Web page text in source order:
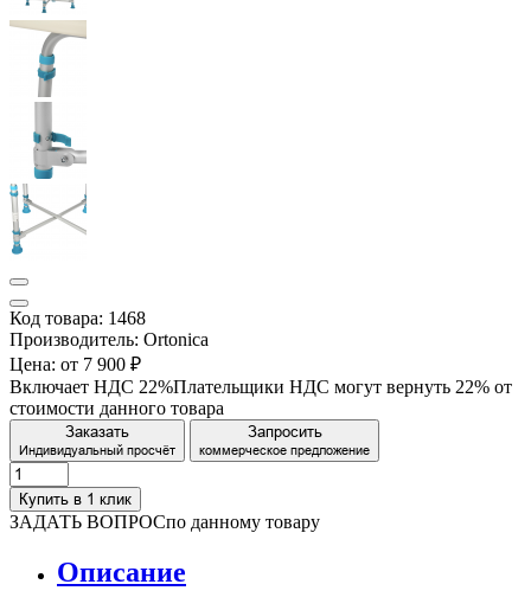
Код товара: 1468
Производитель: Ortonica
Цена: от 7 900 ₽
Включает НДС 22%Плательщики НДС могут вернуть 22% от
стоимости данного товара
Заказать
Индивидуальный просчёт
Запросить
коммерческое предложение
Купить в 1 клик
ЗАДАТЬ ВОПРОСпо данному товару
Описание